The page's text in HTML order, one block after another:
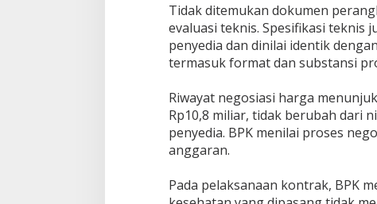
Tidak ditemukan dokumen
evaluasi teknis. Spesifikasi teknis
penyedia dan dinilai identik
termasuk format dan substansi
Riwayat negosiasi harga
Rp10,8 miliar, tidak berubah dari
penyedia. BPK menilai proses
anggaran.
Pada pelaksanaan kontrak, BPK